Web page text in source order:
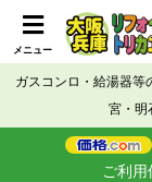
メニュー
ガスコンロ・給湯器等
宮・明
ご利用